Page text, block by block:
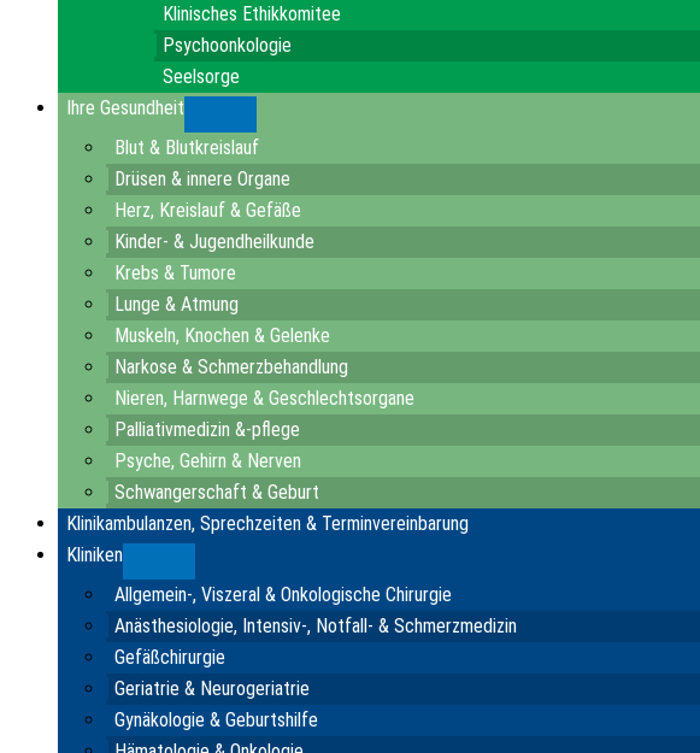
Klinisches Ethikkomitee
Psychoonkologie
Seelsorge
Ihre Gesundheit
Blut & Blutkreislauf
Drüsen & innere Organe
Herz, Kreislauf & Gefäße
Kinder- & Jugendheilkunde
Krebs & Tumore
Lunge & Atmung
Muskeln, Knochen & Gelenke
Narkose & Schmerzbehandlung
Nieren, Harnwege & Geschlechtsorgane
Palliativmedizin &-pflege
Psyche, Gehirn & Nerven
Schwangerschaft & Geburt
Klinikambulanzen, Sprechzeiten & Terminvereinbarung
Kliniken
Allgemein-, Viszeral & Onkologische Chirurgie
Anästhesiologie, Intensiv-, Notfall- & Schmerzmedizin
Gefäßchirurgie
Geriatrie & Neurogeriatrie
Gynäkologie & Geburtshilfe